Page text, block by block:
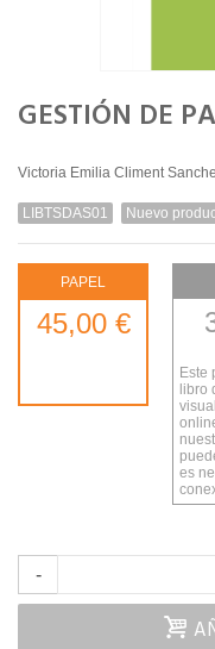
GESTIÓN DE
Victoria Emilia Climent
LIBTSDAS01 Nuevo
PAPEL
45,00 €
Este
libro
es
-